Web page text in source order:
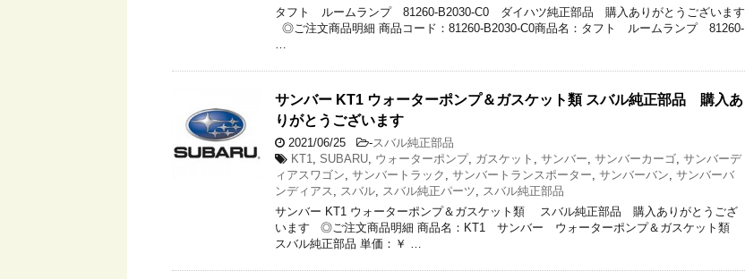
タフト ルームランプ 81260-B2030-C0 ダイハツ純正部品 購入ありがとうございます
◎ご注文商品明細 商品コード：81260-B2030-C0商品名：タフト ルームランプ 81260-
…
サンバー KT1 ウォーターポンプ＆ガスケット類 スバル純正部品 購入あ
りがとうございます
2021/06/25 -スバル純正部品
KT1, SUBARU, ウォーターポンプ, ガスケット , サンバー, サンバーカーゴ, サンバーデ
ィアスワゴン, サンバートラック , サンバートランスポーター, サンバーバン, サンバーバ
ンディアス , スバル, スバル純正パーツ, スバル純正部品
サンバー KT1 ウォーターポンプ＆ガスケット類 スバル純正部品 購入ありがとうござ
います ◎ご注文商品明細 商品名：KT1 サンバー ウォーターポンプ＆ガスケット類
スバル純正部品 単価：￥ …